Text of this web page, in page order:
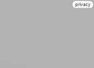
privacy